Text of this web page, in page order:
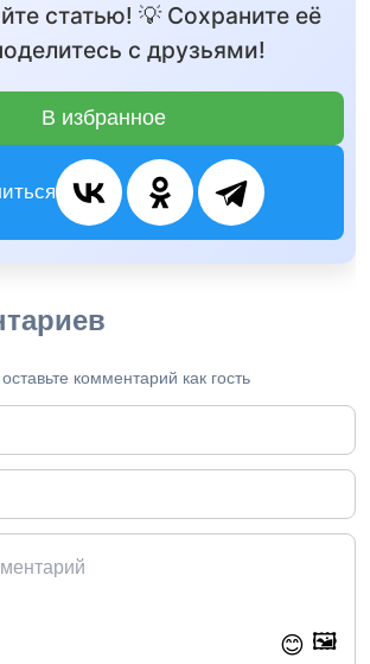
статью! 💡 Сохраните её
с друзьями!
В избранное
комментарий как гость
😊 🖼️